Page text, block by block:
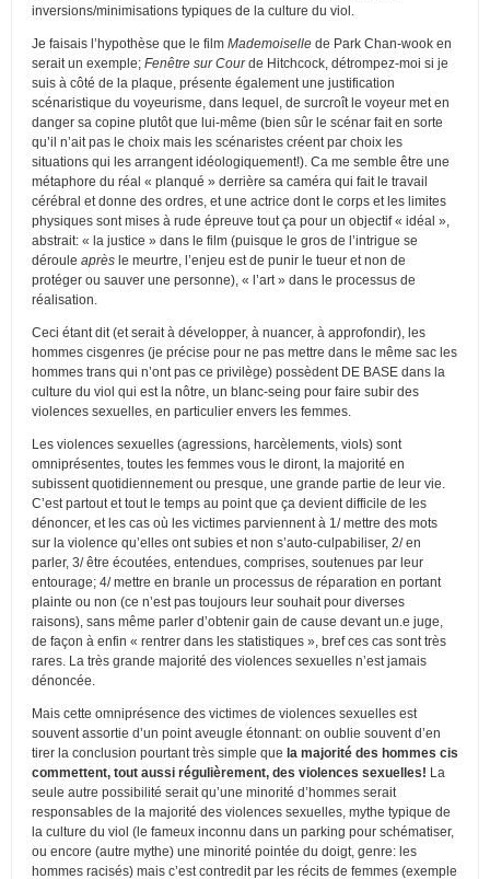
inversions/minimisations typiques de la culture du viol.
Je faisais l’hypothèse que le film Mademoiselle de Park Chan-wook en
serait un exemple; Fenêtre sur Courde Hitchcock, détrompez-moi si je
suis à côté de la plaque, présente également une justification
scénaristique du voyeurisme, dans lequel, de surcroît le voyeur met en
danger sa copine plutôt que lui-même (bien sûr le scénar fait en sorte
qu’il n’ait pas le choix mais les scénaristes créent par choix les
situations qui les arrangent idéologiquement!). Ca me semble être une
métaphore du réal « planqué » derrière sa caméra qui fait le travail
cérébral et donne des ordres, et une actrice dont le corps et les limites
physiques sont mises à rude épreuve tout ça pour un objectif « idéal »,
abstrait: « la justice » dans le film (puisque le gros de l’intrigue se
déroule après le meurtre, l’enjeu est de punir le tueur et non de
protéger ou sauver une personne), « l’art » dans le processus de
réalisation.
Ceci étant dit (et serait à développer, à nuancer, à approfondir), les
hommes cisgenres (je précise pour ne pas mettre dans le même sac les
hommes trans qui n’ont pas ce privilège) possèdent DE BASE dans la
culture du viol qui est la nôtre, un blanc-seing pour faire subir des
violences sexuelles, en particulier envers les femmes.
Les violences sexuelles (agressions, harcèlements, viols) sont
omniprésentes, toutes les femmes vous le diront, la majorité en
subissent quotidiennement ou presque, une grande partie de leur vie.
C’est partout et tout le temps au point que ça devient difficile de les
dénoncer, et les cas où les victimes parviennent à 1/ mettre des mots
sur la violence qu’elles ont subies et non s’auto-culpabiliser, 2/ en
parler, 3/ être écoutées, entendues, comprises, soutenues par leur
entourage; 4/ mettre en branle un processus de réparation en portant
plainte ou non (ce n’est pas toujours leur souhait pour diverses
raisons), sans même parler d’obtenir gain de cause devant un.e juge,
de façon à enfin « rentrer dans les statistiques », bref ces cas sont très
rares. La très grande majorité des violences sexuelles n’est jamais
dénoncée.
Mais cette omniprésence des victimes de violences sexuelles est
souvent assortie d’un point aveugle étonnant: on oublie souvent d’en
tirer la conclusion pourtant très simple que la majorité des hommes cis
commettent, tout aussi régulièrement, des violences sexuelles! La
seule autre possibilité serait qu’une minorité d’hommes serait
responsables de la majorité des violences sexuelles, mythe typique de
la culture du viol (le fameux inconnu dans un parking pour schématiser,
ou encore (autre mythe) une minorité pointée du doigt, genre: les
hommes racisés) mais c’est contredit par les récits de femmes (exemple